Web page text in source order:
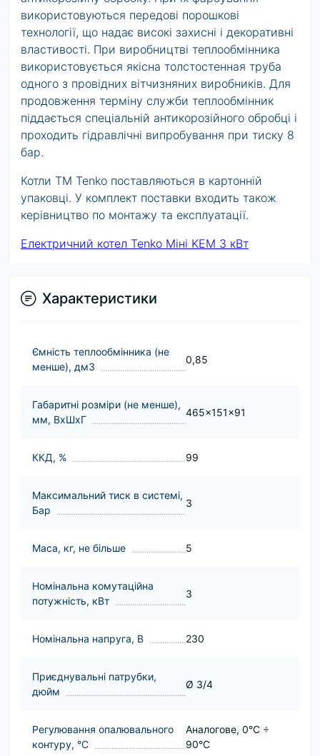
використовуються передові порошкові
технології, що надає високі захисні і декоративні
властивості. При виробництві теплообмінника
використовується якісна толстостенная труба
одного з провідних вітчизняних виробників. Для
продовження терміну служби теплообмінник
піддається спеціальній антикорозійного обробці і
проходить гідравлічні випробування при тиску 8
бар.
Котли ТМ Tenko поставляються в картонній
упаковці. У комплект поставки входить також
керівництво по монтажу та експлуатації.
Електричний котел Tenko Міні KEМ 3 кВт
Характеристики
Ємність теплообмінника (не
менше), дм3
0,85
Габаритні розміри (не менше),
мм, ВхШхГ
465x151x91
ККД, % 99
Максимальний тиск в системі,
Бар
3
Маса, кг, не більше 5
Номінальна комутаційна
потужність, кВт
3
Номінальна напруга, В 230
Приєднувальні патрубки,
дюйм
Ø 3/4
Регулювання опалювального
контуру, °С
Аналогове, 0°С ÷
90°С